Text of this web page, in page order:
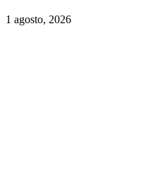
1 agosto, 2026